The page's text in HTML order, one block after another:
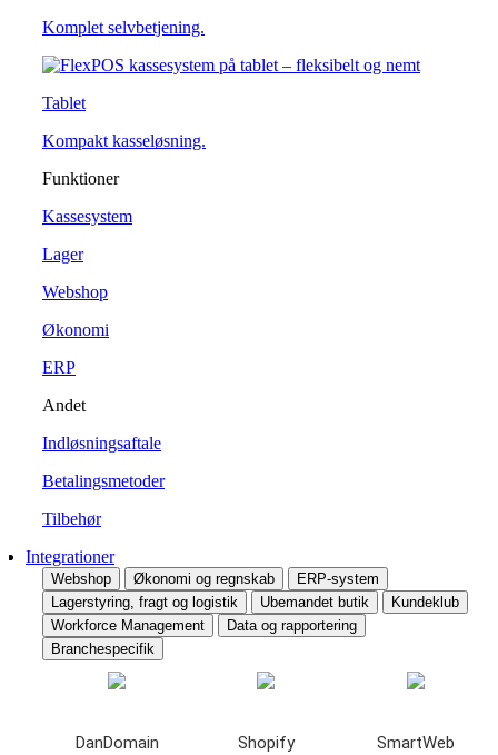
Komplet selvbetjening.
Tablet
Kompakt kasseløsning.
Funktioner
Kassesystem
Lager
Webshop
Økonomi
ERP
Andet
Indløsningsaftale
Betalingsmetoder
Tilbehør
Integrationer
Webshop Økonomi og regnskab
ERP-system
Lagerstyring, fragt og logistik
Ubemandet butik
Kundeklub
Workforce Management
Data og rapportering
Branchespecifik
DanDomain
Shopify
SmartWeb